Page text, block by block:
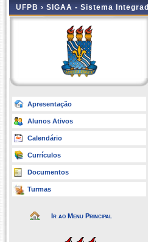
UFPB › SIGAA - Sistema
Apresentação
Alunos Ativos
Calendário
Currículos
Documentos
Turmas
Ir ao Menu Principal